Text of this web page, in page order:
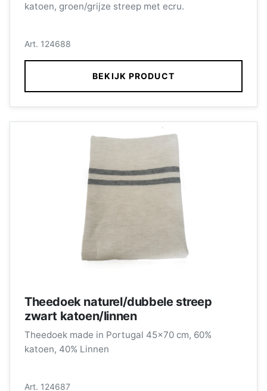
katoen, groen/grijze streep met ecru.
Art. 124688
BEKIJK PRODUCT
Theedoek naturel/dubbele streep
zwart katoen/linnen
Theedoek made in Portugal 45x70 cm, 60%
katoen, 40% Linnen
Art. 124687